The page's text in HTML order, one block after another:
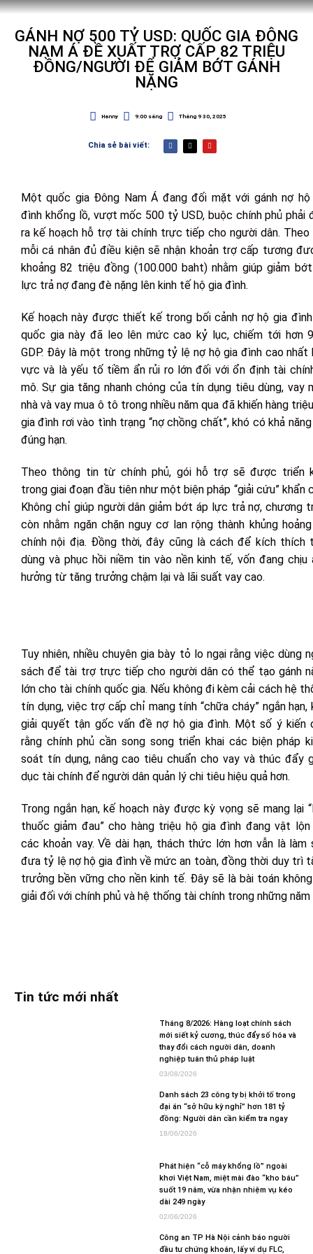
GÁNH NỢ 500 TỶ USD: QUỐC GIA ĐÔNG
NAM Á ĐỀ XUẤT TRỢ CẤP 82 TRIỆU
ĐỒNG/NGƯỜI ĐỂ GIẢM BỚT GÁNH
NẶNG
Hanny 9:00 sáng Tháng 9 30, 2025
Chia sẻ bài viết:
Một quốc gia Đông Nam Á đang đối mặt với gánh nợ hộ
đình khổng lồ, vượt mốc 500 tỷ USD, buộc chính phủ phải
ra kế hoạch hỗ trợ tài chính trực tiếp cho người dân. Theo
mỗi cá nhân đủ điều kiện sẽ nhận khoản trợ cấp tương
khoảng 82 triệu đồng (100.000 baht) nhằm giúp giảm
lực trả nợ đang đè nặng lên kinh tế hộ gia đình.
Kế hoạch này được thiết kế trong bối cảnh nợ hộ gia
quốc gia này đã leo lên mức cao kỷ lục, chiếm tới hơn
GDP. Đây là một trong những tỷ lệ nợ hộ gia đình cao nhất
vực và là yếu tố tiềm ẩn rủi ro lớn đối với ổn định tài
mô. Sự gia tăng nhanh chóng của tín dụng tiêu dùng, vay
nhà và vay mua ô tô trong nhiều năm qua đã khiến hàng
gia đình rơi vào tình trạng “nợ chồng chất”, khó có khả
đúng hạn.
Theo thông tin từ chính phủ, gói hỗ trợ sẽ được triển
trong giai đoạn đầu tiên như một biện pháp “giải cứu” khẩn
Không chỉ giúp người dân giảm bớt áp lực trả nợ, chương
còn nhằm ngăn chặn nguy cơ lan rộng thành khủng
chính nội địa. Đồng thời, đây cũng là cách để kích thích
dùng và phục hồi niềm tin vào nền kinh tế, vốn đang chịu
hưởng từ tăng trưởng chậm lại và lãi suất vay cao.
Tuy nhiên, nhiều chuyên gia bày tỏ lo ngại rằng việc dùng
sách để tài trợ trực tiếp cho người dân có thể tạo gánh
lớn cho tài chính quốc gia. Nếu không đi kèm cải cách hệ
tín dụng, việc trợ cấp chỉ mang tính “chữa cháy” ngắn hạn,
giải quyết tận gốc vấn đề nợ hộ gia đình. Một số ý kiến
rằng chính phủ cần song song triển khai các biện pháp
soát tín dụng, nâng cao tiêu chuẩn cho vay và thúc đẩy
dục tài chính để người dân quản lý chi tiêu hiệu quả hơn.
Trong ngắn hạn, kế hoạch này được kỳ vọng sẽ mang lại
thuốc giảm đau” cho hàng triệu hộ gia đình đang vật lộn
các khoản vay. Về dài hạn, thách thức lớn hơn vẫn là làm
đưa tỷ lệ nợ hộ gia đình về mức an toàn, đồng thời duy trì
trưởng bền vững cho nền kinh tế. Đây sẽ là bài toán
giải đối với chính phủ và hệ thống tài chính trong những
Tin tức mới nhất
Tháng 8/2026: Hàng loạt chính sách
mới siết kỷ cương, thúc đẩy số hóa và
thay đổi cách người dân, doanh
nghiệp tuân thủ pháp luật
03/08/2026
Danh sách 23 công ty bị khởi tố trong
đại án “sở hữu kỳ nghỉ” hơn 181 tỷ
đồng: Người dân cần kiểm tra ngay
18/06/2026
Phát hiện “cỗ máy khổng lồ” ngoài
khơi Việt Nam, miệt mài đào “kho báu”
suốt 19 năm, vừa nhận nhiệm vụ kéo
dài 249 ngày
02/06/2026
Công an TP Hà Nội cảnh báo người
đầu tư chứng khoán, lấy ví dụ FLC,